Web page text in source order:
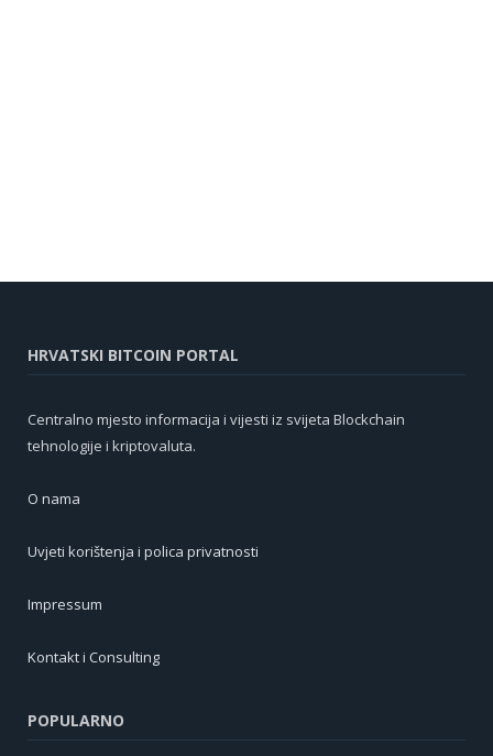
HRVATSKI BITCOIN PORTAL
Centralno mjesto informacija i vijesti iz svijeta Blockchain
tehnologije i kriptovaluta.
O nama
Uvjeti korištenja i polica privatnosti
Impressum
Kontakt i Consulting
POPULARNO